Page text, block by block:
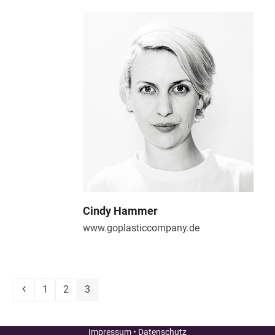
Cindy Hammer
www.goplasticcompany.de
Vorheriger
Seite
1 Seite
2 Seite
3
Impressum • Datenschutz